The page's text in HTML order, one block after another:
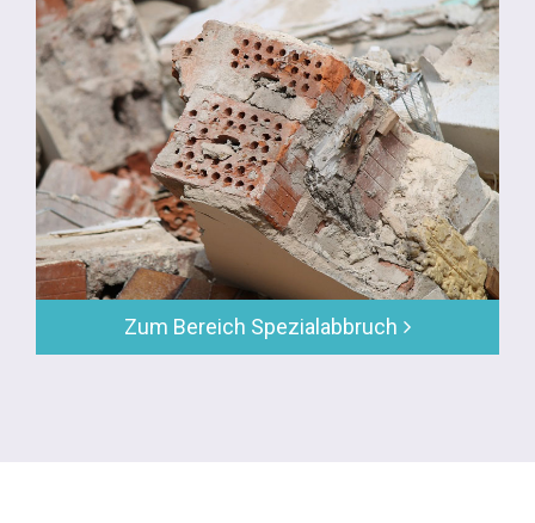
Zum Bereich Spezialabbruch